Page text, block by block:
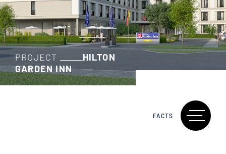
PROJECT
HILTON
GARDEN INN
FACTS